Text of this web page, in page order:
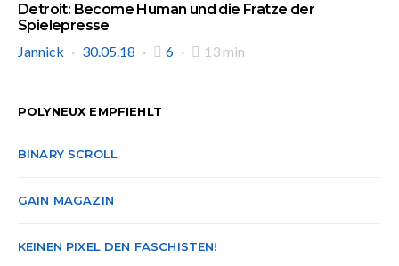
Detroit: Become Human und die Fratze der
Spielepresse
Jannick
30.05.18 6 13 min
POLYNEUX EMPFIEHLT
BINARY SCROLL
GAIN MAGAZIN
KEINEN PIXEL DEN FASCHISTEN!